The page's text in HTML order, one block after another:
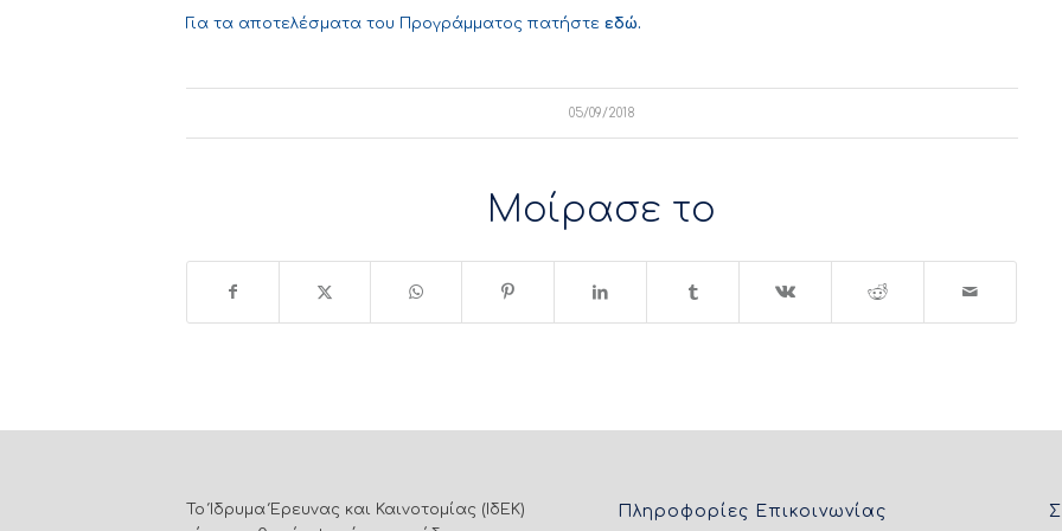
Για τα αποτελέσματα του Προγράμματος πατήστε εδώ.
05/09/2018
Μοίρασε το
Το Ίδρυμα Έρευνας και Καινοτομίας (ΙδΕΚ)
Πληροφορίες Επικοινωνίας